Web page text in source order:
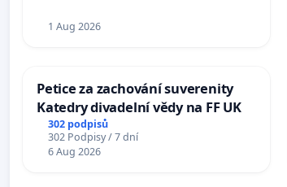
1 Aug 2026
Petice za zachování suverenity
Katedry divadelní vědy na FF UK
302 podpisů
302 Podpisy / 7 dní
6 Aug 2026